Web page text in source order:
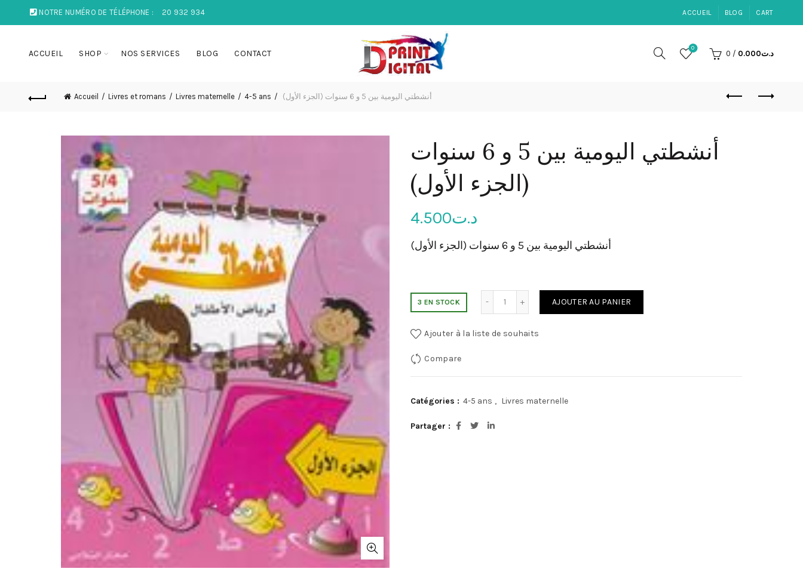
NOTRE NUMÉRO DE TÉLÉPHONE : 20 932 934 ACCUEIL BLOG CART
ACCUEIL SHOP NOS SERVICES BLOG CONTACT
0
0 / د.ت0.000
Accueil Livres et romans Livres maternelle 4-5 ans أنشطتي اليومية بين 5 و 6 سنوات (الجزء الأول)
أنشطتي اليومية بين 5 و 6 سنوات
(الجزء الأول)
د.ت4.500
أنشطتي اليومية بين 5 و 6 سنوات (الجزء الأول)
3 EN STOCK AJOUTER AU PANIER
Ajouter à la liste de souhaits
Compare
Catégories : 4-5 ans , Livres maternelle
Partager